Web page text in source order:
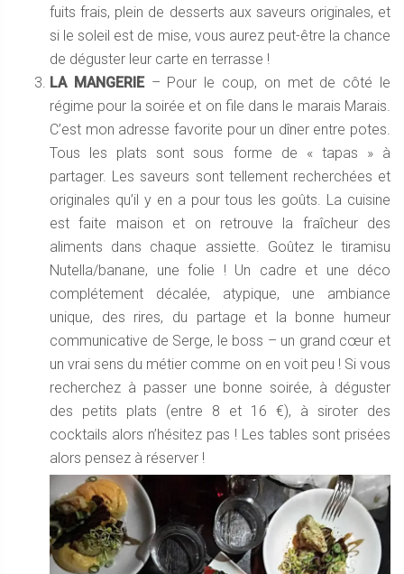
fuits frais, plein de desserts aux saveurs originales, et
si le soleil est de mise, vous aurez peut-être la chance
de déguster leur carte en terrasse !
LA MANGERIE– Pour le coup, on met de côté le
régime pour la soirée et on file dans le marais Marais.
C’est mon adresse favorite pour un dîner entre potes.
Tous les plats sont sous forme de « tapas » à
partager. Les saveurs sont tellement recherchées et
originales qu’il y en a pour tous les goûts. La cuisine
est faite maison et on retrouve la fraîcheur des
aliments dans chaque assiette. Goûtez le tiramisu
Nutella/banane, une folie ! Un cadre et une déco
complétement décalée, atypique, une ambiance
unique, des rires, du partage et la bonne humeur
communicative de Serge, le boss – un grand cœur et
un vrai sens du métier comme on en voit peu ! Si vous
recherchez à passer une bonne soirée, à déguster
des petits plats (entre 8 et 16 €), à siroter des
cocktails alors n’hésitez pas ! Les tables sont prisées
alors pensez à réserver !